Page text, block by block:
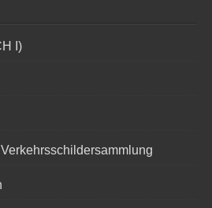
I)